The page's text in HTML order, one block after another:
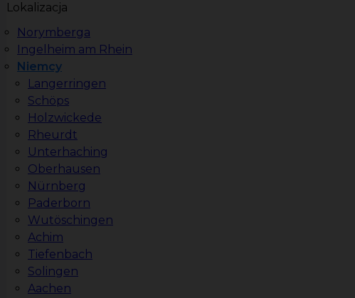
Lokalizacja
Norymberga
Ingelheim am Rhein
Niemcy
Langerringen
Schöps
Holzwickede
Rheurdt
Unterhaching
Oberhausen
Nürnberg
Paderborn
Wutöschingen
Achim
Tiefenbach
Solingen
Aachen